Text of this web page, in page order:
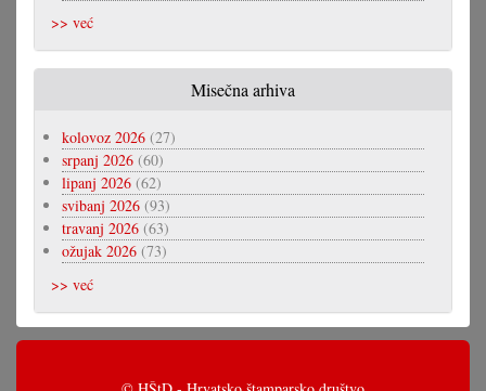
>> već
Misečna arhiva
kolovoz 2026 (27)
srpanj 2026 (60)
lipanj 2026 (62)
svibanj 2026 (93)
travanj 2026 (63)
ožujak 2026 (73)
>> već